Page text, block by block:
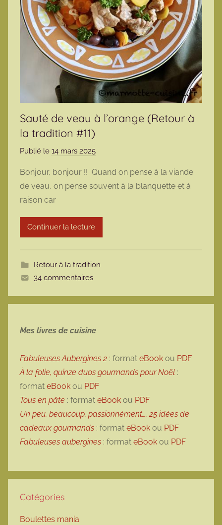
Sauté de veau à l’orange (Retour à
la tradition #11)
Publié le 14 mars 2025
r
m
r
t
Bonjour, bonjour !! Quand on pense à la viande
de veau, on pense souvent à la blanquette et à
raison car
Continuer la lecture
Retour à la tradition
34 commentaires
Mes livres de cuisine
Fabuleuses Aubergines 2 : format eBook ou PDF
À la folie, quinze duos gourmands pour Noël :
format eBook ou PDF
Tous en pâte : format eBook ou PDF
Un peu, beaucoup, passionnément…, 25 idées de
cadeaux gourmands : format eBook ou PDF
Fabuleuses aubergines : format eBook ou PDF
Catégories
Boulettes mania